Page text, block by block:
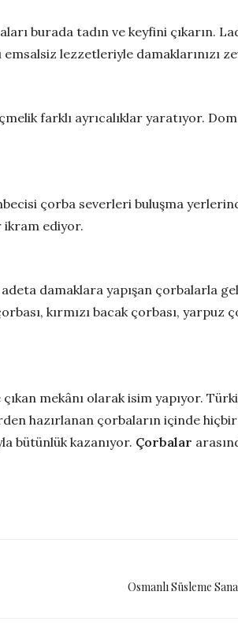
burada tadın ve keyfini çıkarın.
emsalsiz lezzetleriyle damaklarınızı
farklı ayrıcalıklar yaratıyor.
çorba severleri buluşma
ikram ediyor.
adeta damaklara yapışan çorbalarla
kırmızı bacak çorbası, yarpuz
mekânı olarak isim yapıyor.
hazırlanan çorbaların içinde
bütünlük kazanıyor. Çorbalar
Osmanlı Süsleme